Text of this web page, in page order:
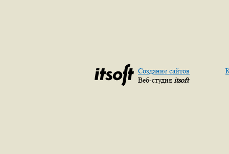
Создание сайтов
Веб-студия itsoft